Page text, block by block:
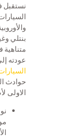
نستقبل
بنتلي
عودته
حوادث
الاولى